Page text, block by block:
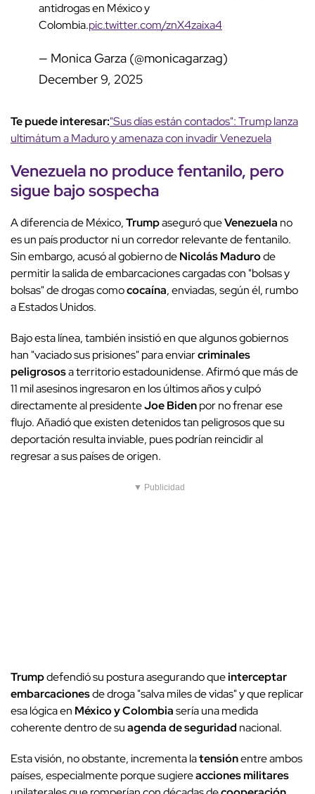
antidrogas en México y
Colombia.pic.twitter.com/znX4zaixa4
— Monica Garza (@monicagarzag)
December 9, 2025
Te puede interesar:"Sus días están contados": Trump lanza
ultimátum a Maduro y amenaza con invadir Venezuela
Venezuelano produce fentanilo, pero
sigue bajo sospecha
A diferencia de México,Trumpaseguró queVenezuela no
es un país productor ni un corredor relevante de fentanilo.
Sin embargo, acusó al gobierno deNicolás Madurode
permitir la salida de embarcaciones cargadas con "bolsas y
bolsas" de drogas comococaína, enviadas, según él, rumbo
a Estados Unidos.
Bajo esta línea, también insistió en que algunos gobiernos
han "vaciado sus prisiones" para enviarcriminales
peligrososa territorio estadounidense. Afirmó que más de
11 mil asesinos ingresaron en los últimos años y culpó
directamente al presidenteJoe Bidenpor no frenar ese
flujo. Añadió que existen detenidos tan peligrosos que su
deportación resulta inviable, pues podrían reincidir al
regresar a sus países de origen.
▼ Publicidad
Trumpdefendió su postura asegurando queinterceptar
embarcacionesde droga "salva miles de vidas" y que replicar
esa lógica en México y Colombiasería una medida
coherente dentro de suagenda de seguridad nacional.
Esta visión, no obstante, incrementa latensiónentre ambos
países, especialmente porque sugiereacciones militares